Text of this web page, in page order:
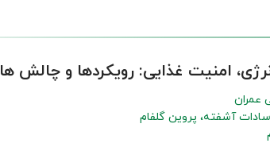
امنیت غذایی: رویکردها و چالش ها
عمران
آشفته، پروین گلفام